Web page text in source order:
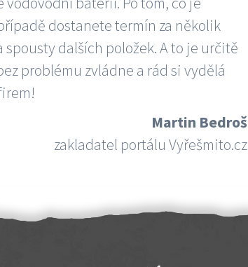
dostanete termín za několik
dalších položek. A to je určitě
problému zvládne a rád si vydělá
Martin Bedroš
zakladatel portálu Vyřešmito.cz